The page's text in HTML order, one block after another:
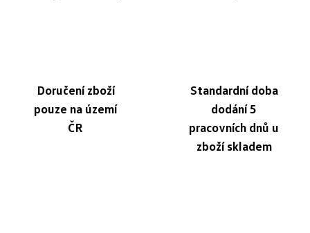
Doručení zboží
pouze na území
ČR
Standardní doba
dodání 5
pracovních dnů u
zboží skladem